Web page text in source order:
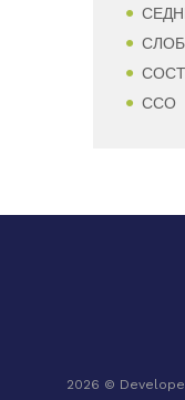
ССО
2026 ©